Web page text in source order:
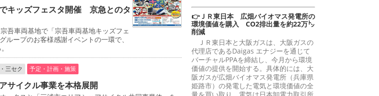
キッズフェスタ開催 京急とのタ
吾車両基地で「宗吾車両基地キッズフェ
ループのお客様感謝イベントの一環で、
三セク 予定・計画・施策
サイクル事業を本格展開
👉ＪＲ東日本 広畑バイオマス発電所の
環境価値を購入 CO2排出量を約22万㌧
削減
ＪＲ東日本と大阪ガスは、大阪ガスの
代理店であるDaigas エナジーを通じて
バーチャルPPAを締結し、今月から環境
価値の提供を開始する。具体的には、大
阪ガスが広畑バイオマス発電所（兵庫県
姫路市）の発電した電気と環境価値の全